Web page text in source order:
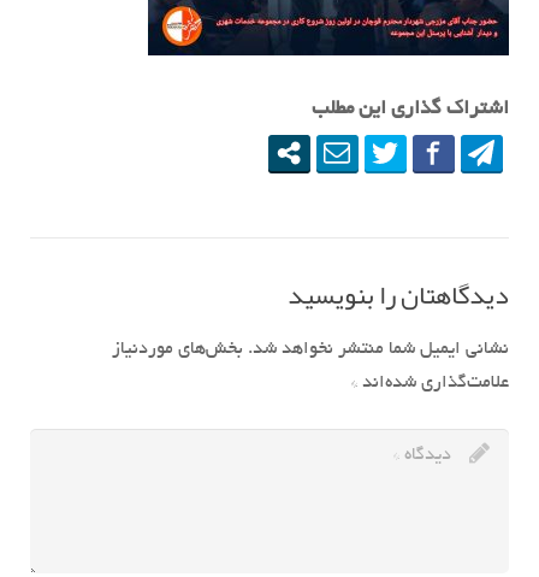
اشتراک گذاری این مطلب
دیدگاهتان را بنویسید
نشانی ایمیل شما منتشر نخواهد شد. بخش‌های موردنیاز
علامت‌گذاری شده‌اند *